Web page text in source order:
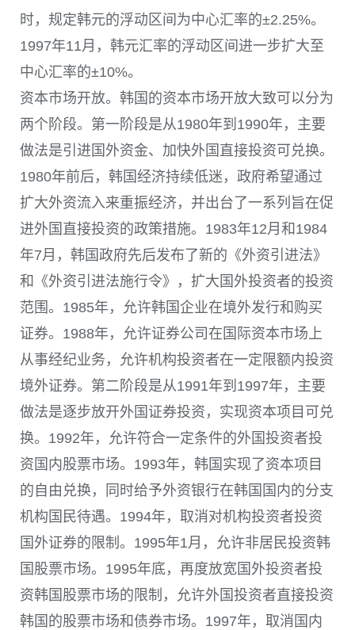
时，规定韩元的浮动区间为中心汇率的±2.25%。
1997年11月，韩元汇率的浮动区间进一步扩大至
中心汇率的±10%。
资本市场开放。韩国的资本市场开放大致可以分为
两个阶段。第一阶段是从1980年到1990年，主要
做法是引进国外资金、加快外国直接投资可兑换。
1980年前后，韩国经济持续低迷，政府希望通过
扩大外资流入来重振经济，并出台了一系列旨在促
进外国直接投资的政策措施。1983年12月和1984
年7月，韩国政府先后发布了新的《外资引进法》
和《外资引进法施行令》，扩大国外投资者的投资
范围。1985年，允许韩国企业在境外发行和购买
证券。1988年，允许证券公司在国际资本市场上
从事经纪业务，允许机构投资者在一定限额内投资
境外证券。第二阶段是从1991年到1997年，主要
做法是逐步放开外国证券投资，实现资本项目可兑
换。1992年，允许符合一定条件的外国投资者投
资国内股票市场。1993年，韩国实现了资本项目
的自由兑换，同时给予外资银行在韩国国内的分支
机构国民待遇。1994年，取消对机构投资者投资
国外证券的限制。1995年1月，允许非居民投资韩
国股票市场。1995年底，再度放宽国外投资者投
资韩国股票市场的限制，允许外国投资者直接投资
韩国的股票市场和债券市场。1997年，取消国内